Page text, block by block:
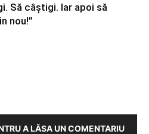
Să câștigi. Iar apoi să
nou!”
A LĂSA UN COMENTARIU